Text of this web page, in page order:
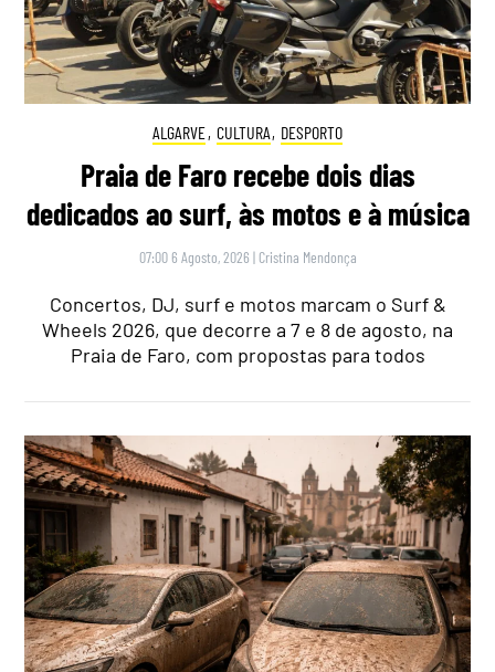
ALGARVE, CULTURA, DESPORTO
Praia de Faro recebe dois dias
dedicados ao surf, às motos e à música
07:00 6 Agosto, 2026 | Cristina Mendonça
Concertos, DJ, surf e motos marcam o Surf &
Wheels 2026, que decorre a 7 e 8 de agosto, na
Praia de Faro, com propostas para todos